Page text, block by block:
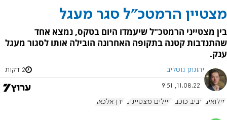
מצטיין הרמטכ"ל סגר מעגל
בין מצטייני הרמטכ"ל שיעמדו היום בטקס, נמצא אחד
שהתנדבות קטנה בתקופה האחרונה הובילה אותו לסגור מעגל
ענק.
יהונתן גוטליב 2 דקות
11.08.22, 9:51
מילואים אביב כוכבי חיילים מצטיינים ערן אלכאוי